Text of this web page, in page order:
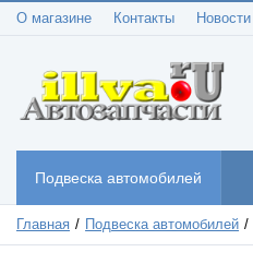
О магазине Контакты Новости
Подвеска автомобилей
Главная Подвеска автомобилей